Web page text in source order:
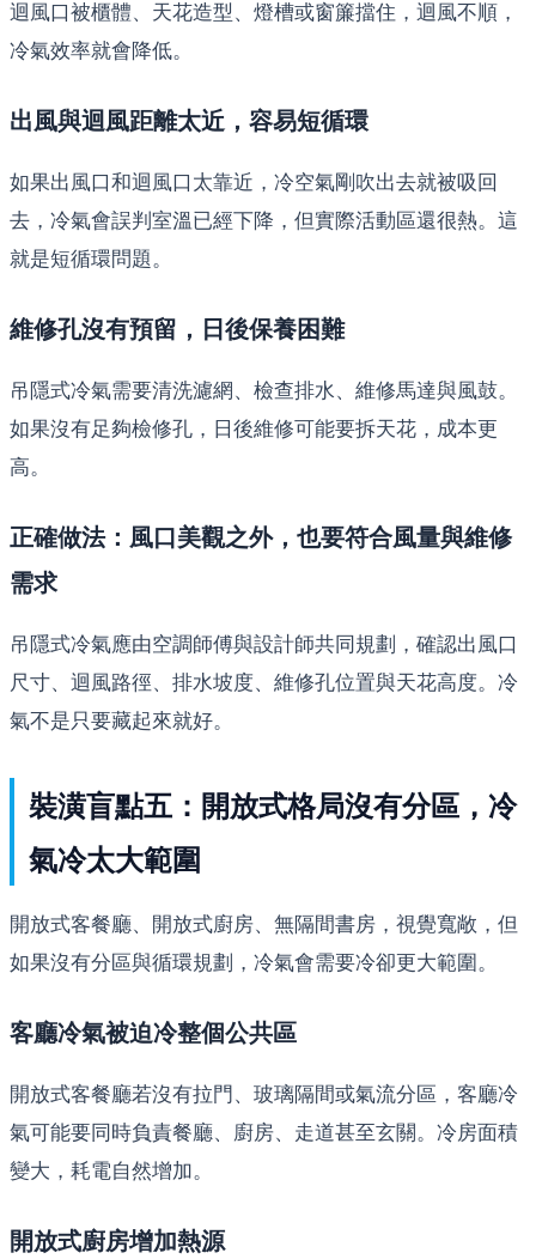
迴風口被櫃體、天花造型、燈槽或窗簾擋住，迴風不順，
冷氣效率就會降低。
出風與迴風距離太近，容易短循環
如果出風口和迴風口太靠近，冷空氣剛吹出去就被吸回
去，冷氣會誤判室溫已經下降，但實際活動區還很熱。這
就是短循環問題。
維修孔沒有預留，日後保養困難
吊隱式冷氣需要清洗濾網、檢查排水、維修馬達與風鼓。
如果沒有足夠檢修孔，日後維修可能要拆天花，成本更
高。
正確做法：風口美觀之外，也要符合風量與維修
需求
吊隱式冷氣應由空調師傅與設計師共同規劃，確認出風口
尺寸、迴風路徑、排水坡度、維修孔位置與天花高度。冷
氣不是只要藏起來就好。
裝潢盲點五：開放式格局沒有分區，冷
氣冷太大範圍
開放式客餐廳、開放式廚房、無隔間書房，視覺寬敞，但
如果沒有分區與循環規劃，冷氣會需要冷卻更大範圍。
客廳冷氣被迫冷整個公共區
開放式客餐廳若沒有拉門、玻璃隔間或氣流分區，客廳冷
氣可能要同時負責餐廳、廚房、走道甚至玄關。冷房面積
變大，耗電自然增加。
開放式廚房增加熱源